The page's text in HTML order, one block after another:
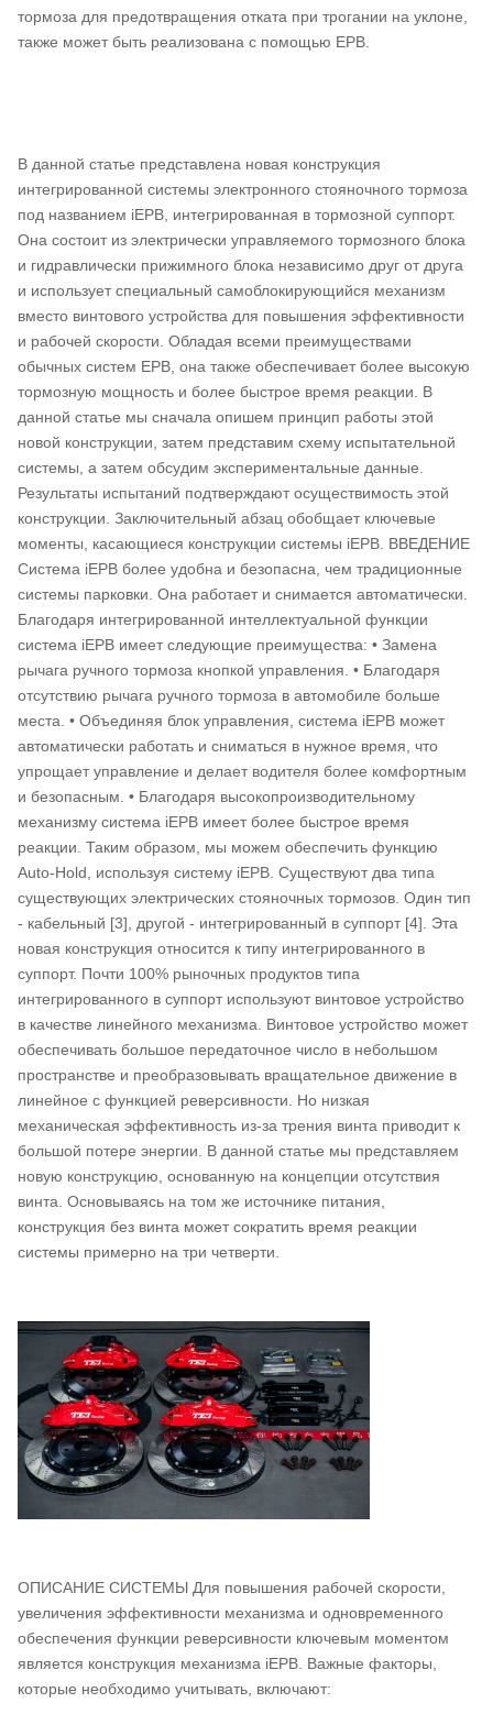
тормоза для предотвращения отката при трогании на уклоне,
также может быть реализована с помощью EPB.
В данной статье представлена новая конструкция
интегрированной системы электронного стояночного тормоза
под названием iEPB, интегрированная в тормозной суппорт.
Она состоит из электрически управляемого тормозного блока
и гидравлически прижимного блока независимо друг от друга
и использует специальный самоблокирующийся механизм
вместо винтового устройства для повышения эффективности
и рабочей скорости. Обладая всеми преимуществами
обычных систем EPB, она также обеспечивает более высокую
тормозную мощность и более быстрое время реакции. В
данной статье мы сначала опишем принцип работы этой
новой конструкции, затем представим схему испытательной
системы, а затем обсудим экспериментальные данные.
Результаты испытаний подтверждают осуществимость этой
конструкции. Заключительный абзац обобщает ключевые
моменты, касающиеся конструкции системы iEPB. ВВЕДЕНИЕ
Система iEPB более удобна и безопасна, чем традиционные
системы парковки. Она работает и снимается автоматически.
Благодаря интегрированной интеллектуальной функции
система iEPB имеет следующие преимущества: • Замена
рычага ручного тормоза кнопкой управления. • Благодаря
отсутствию рычага ручного тормоза в автомобиле больше
места. • Объединяя блок управления, система iEPB может
автоматически работать и сниматься в нужное время, что
упрощает управление и делает водителя более комфортным
и безопасным. • Благодаря высокопроизводительному
механизму система iEPB имеет более быстрое время
реакции. Таким образом, мы можем обеспечить функцию
Auto-Hold, используя систему iEPB. Существуют два типа
существующих электрических стояночных тормозов. Один тип
- кабельный [3], другой - интегрированный в суппорт [4]. Эта
новая конструкция относится к типу интегрированного в
суппорт. Почти 100% рыночных продуктов типа
интегрированного в суппорт используют винтовое устройство
в качестве линейного механизма. Винтовое устройство может
обеспечивать большое передаточное число в небольшом
пространстве и преобразовывать вращательное движение в
линейное с функцией реверсивности. Но низкая
механическая эффективность из-за трения винта приводит к
большой потере энергии. В данной статье мы представляем
новую конструкцию, основанную на концепции отсутствия
винта. Основываясь на том же источнике питания,
конструкция без винта может сократить время реакции
системы примерно на три четверти.
ОПИСАНИЕ СИСТЕМЫ Для повышения рабочей скорости,
увеличения эффективности механизма и одновременного
обеспечения функции реверсивности ключевым моментом
является конструкция механизма iEPB. Важные факторы,
которые необходимо учитывать, включают: